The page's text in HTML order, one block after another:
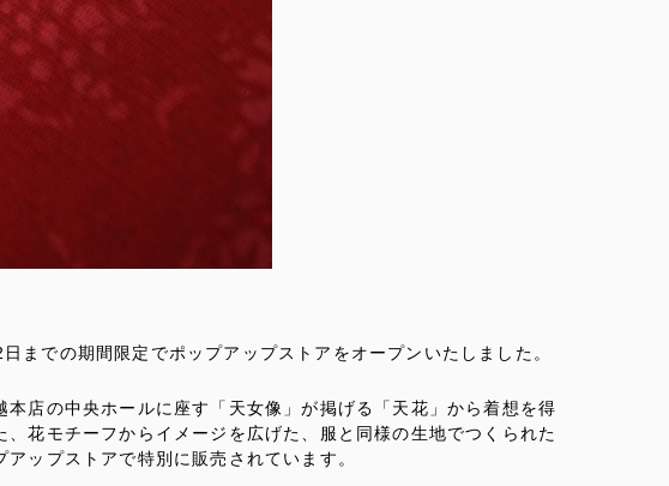
までの期間限定でポップアップストアをオープンいたしました。
店の中央ホールに座す「天女像」が掲げる「天花」から着想を得
花モチーフからイメージを広げた、服と同様の生地でつくられた
ップストアで特別に販売されています。